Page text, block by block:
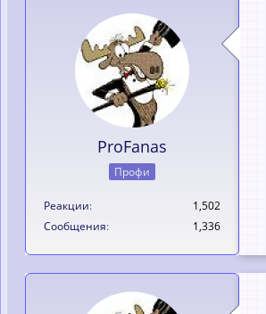
ProFanas
Профи
Реакции
1,502
Сообщения
1,336